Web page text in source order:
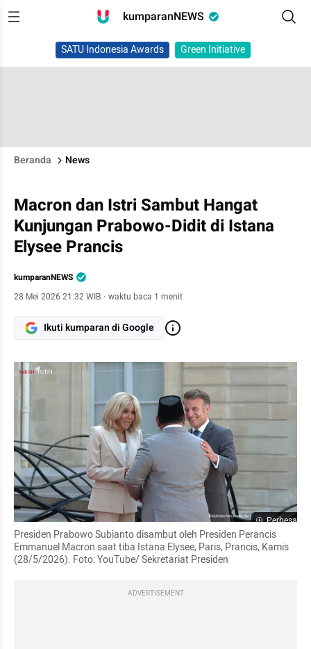
kumparanNEWS
SATU Indonesia Awards Green Initiative
Beranda News
Macron dan Istri Sambut Hangat
Kunjungan Prabowo-Didit di Istana
Elysee Prancis
kumparanNEWS
28 Mei 2026 21:32 WIB · waktu baca 1 menit
Ikuti kumparan di Google
Perbesar
Presiden Prabowo Subianto disambut oleh Presiden Perancis
Emmanuel Macron saat tiba Istana Elysee, Paris, Prancis, Kamis
(28/5/2026). Foto: YouTube/ Sekretariat Presiden
ADVERTISEMENT